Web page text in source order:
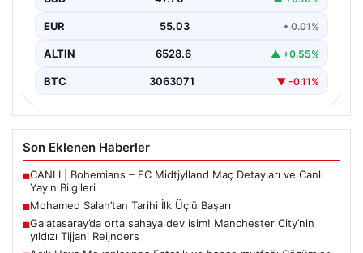
hücum…
EUR 55.03 • 0.01%
ALTIN 6528.6 ▲ +0.55%
BTC 3063071 ▼ -0.11%
Son Eklenen Haberler
■CANLI | Bohemians – FC Midtjylland Maç Detayları ve Canlı
Yayın Bilgileri
■Mohamed Salah’tan Tarihi İlk Üçlü Başarı
■Galatasaray’da orta sahaya dev isim! Manchester City’nin
yıldızı Tijjani Reijnders